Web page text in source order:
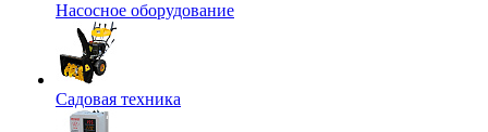
Насосное оборудование
Садовая техника